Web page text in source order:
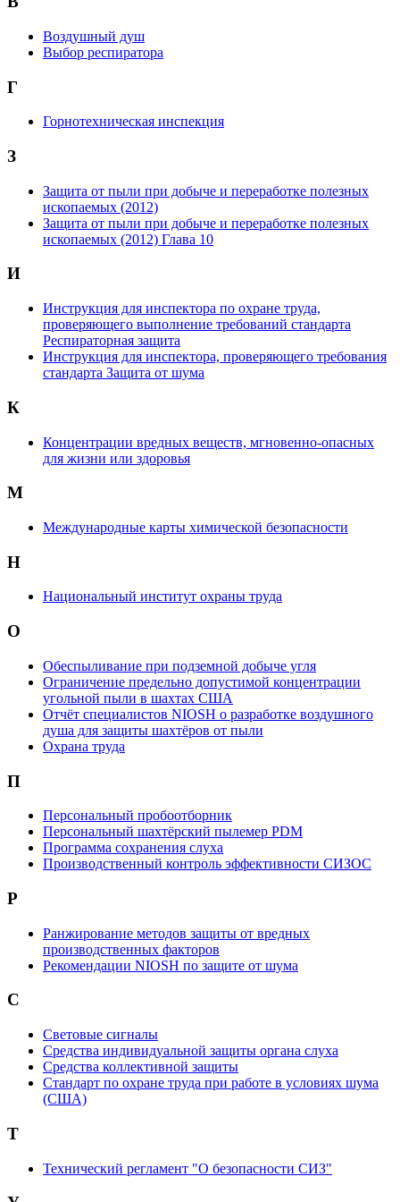
Воздушный душ
Выбор респиратора
Г
Горнотехническая инспекция
З
Защита от пыли при добыче и переработке полезных
ископаемых (2012)
Защита от пыли при добыче и переработке полезных
ископаемых (2012) Глава 10
И
Инструкция для инспектора по охране труда,
проверяющего выполнение требований стандарта
Респираторная защита
Инструкция для инспектора, проверяющего требования
стандарта Защита от шума
К
Концентрации вредных веществ, мгновенно-опасных
для жизни или здоровья
М
Международные карты химической безопасности
Н
Национальный институт охраны труда
О
Обеспыливание при подземной добыче угля
Ограничение предельно допустимой концентрации
угольной пыли в шахтах США
Отчёт специалистов NIOSH о разработке воздушного
душа для защиты шахтёров от пыли
Охрана труда
П
Персональный пробоотборник
Персональный шахтёрский пылемер PDM
Программа сохранения слуха
Производственный контроль эффективности СИЗОС
Р
Ранжирование методов защиты от вредных
производственных факторов
Рекомендации NIOSH по защите от шума
С
Световые сигналы
Средства индивидуальной защиты органа слуха
Средства коллективной защиты
Стандарт по охране труда при работе в условиях шума
(США)
Т
Технический регламент "О безопасности СИЗ"